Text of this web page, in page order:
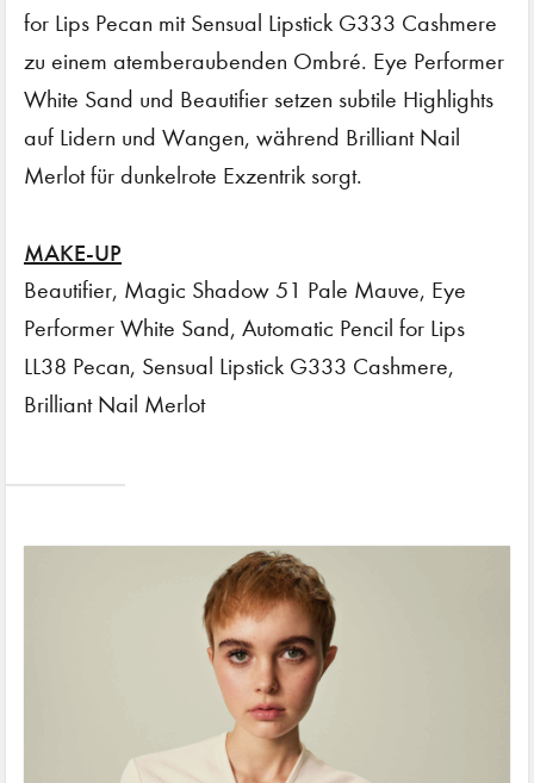
for Lips Pecan mit Sensual Lipstick G333 Cashmere
zu einem atemberaubenden Ombré. Eye Performer
White Sand und Beautifier setzen subtile Highlights
auf Lidern und Wangen, während Brilliant Nail
Merlot für dunkelrote Exzentrik sorgt.
MAKE-UP
Beautifier, Magic Shadow 51 Pale Mauve, Eye
Performer White Sand, Automatic Pencil for Lips
LL38 Pecan, Sensual Lipstick G333 Cashmere,
Brilliant Nail Merlot